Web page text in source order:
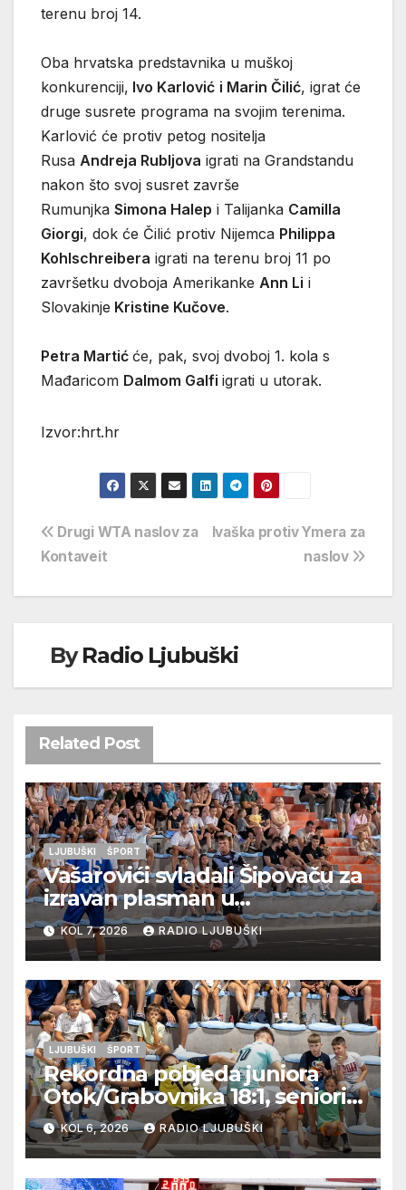
terenu broj 14.
Oba hrvatska predstavnika u muškoj
konkurenciji, Ivo Karlović i Marin Čilić, igrat će
druge susrete programa na svojim terenima.
Karlović će protiv petog nositelja
Rusa Andreja Rubljova igrati na Grandstandu
nakon što svoj susret završe
Rumunjka Simona Halep i Talijanka Camilla
Giorgi, dok će Čilić protiv Nijemca Philippa
Kohlschreibera igrati na terenu broj 11 po
završetku dvoboja Amerikanke Ann Li i
Slovakinje Kristine Kučove.
Petra Martić će, pak, svoj dvoboj 1. kola s
Mađaricom Dalmom Galfi igrati u utorak.
Izvor:hrt.hr
Navigacija
Ivaška protiv Ymera za
naslov
Drugi WTA naslov za
Kontaveit
ByRadio Ljubuški
Related Post
LJUBUŠKI ŠPORT
Vašarovići svladali Šipovaču za
izravan plasman u
četvrtfinale, Grab izborio
prolazak dalje, Klobuk ispao,
večeras počinje četvrtfinale
juniora
KOL 7, 2026 RADIO LJUBUŠKI
LJUBUŠKI ŠPORT
Rekordna pobjeda juniora
Otok/Grabovnika 18:1, seniori
Pregrađa u četvrtfinalu,
Veljaci i Cerno/Crnopod u
doigravanju, Grljevići završili
KOL 6, 2026 RADIO LJUBUŠKI